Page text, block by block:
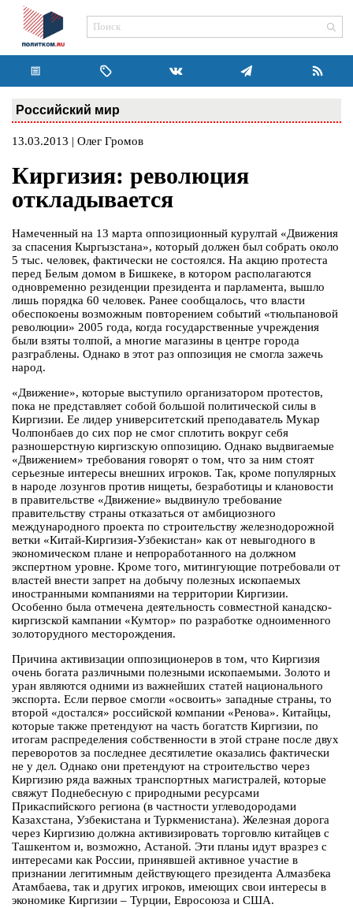
Российский мир
13.03.2013 | Олег Громов
Киргизия: революция
откладывается
Намеченный на 13 марта оппозиционный курултай «Движения
за спасения Кыргызстана», который должен был собрать около
5 тыс. человек, фактически не состоялся. На акцию протеста
перед Белым домом в Бишкеке, в котором располагаются
одновременно резиденции президента и парламента, вышло
лишь порядка 60 человек. Ранее сообщалось, что власти
обеспокоены возможным повторением событий «тюльпановой
революции» 2005 года, когда государственные учреждения
были взяты толпой, а многие магазины в центре города
разграблены. Однако в этот раз оппозиция не смогла зажечь
народ.
«Движение», которые выступило организатором протестов,
пока не представляет собой большой политической силы в
Киргизии. Ее лидер университетский преподаватель Мукар
Чолпонбаев до сих пор не смог сплотить вокруг себя
разношерстную киргизскую оппозицию. Однако выдвигаемые
«Движением» требования говорят о том, что за ним стоят
серьезные интересы внешних игроков. Так, кроме популярных
в народе лозунгов против нищеты, безработицы и клановости
в правительстве «Движение» выдвинуло требование
правительству страны отказаться от амбициозного
международного проекта по строительству железнодорожной
ветки «Китай-Киргизия-Узбекистан» как от невыгодного в
экономическом плане и непроработанного на должном
экспертном уровне. Кроме того, митингующие потребовали от
властей внести запрет на добычу полезных ископаемых
иностранными компаниями на территории Киргизии.
Особенно была отмечена деятельность совместной канадско-
киргизской кампании «Кумтор» по разработке одноименного
золоторудного месторождения.
Причина активизации оппозиционеров в том, что Киргизия
очень богата различными полезными ископаемыми. Золото и
уран являются одними из важнейших статей национального
экспорта. Если первое смогли «освоить» западные страны, то
второй «достался» российской компании «Ренова». Китайцы,
которые также претендуют на часть богатств Киргизии, по
итогам распределения собственности в этой стране после двух
переворотов за последнее десятилетие оказались фактически
не у дел. Однако они претендуют на строительство через
Киргизию ряда важных транспортных магистралей, которые
свяжут Поднебесную с природными ресурсами
Прикаспийского региона (в частности углеводородами
Казахстана, Узбекистана и Туркменистана). Железная дорога
через Киргизию должна активизировать торговлю китайцев с
Ташкентом и, возможно, Астаной. Эти планы идут вразрез с
интересами как России, принявшей активное участие в
признании легитимным действующего президента Алмазбека
Атамбаева, так и других игроков, имеющих свои интересы в
экономике Киргизии – Турции, Евросоюза и США.